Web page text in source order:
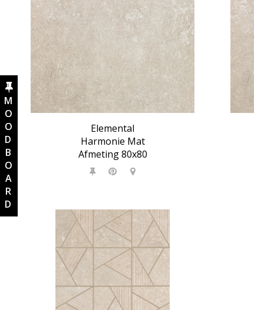
Elemental
Harmonie Mat
Afmeting 80x80
MOODBOARD